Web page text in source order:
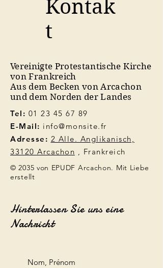
Kontak
t
Vereinigte Protestantische Kirche
von Frankreich
Aus dem Becken von Arcachon
und dem Norden der Landes
Tel: 01 23 45 67 89
E-Mail: info@monsite.fr
Adresse: 2 Alle. Anglikanisch,
33120 Arcachon , Frankreich
© 2035 von EPUDF Arcachon. Mit Liebe
erstellt
Hinterlassen Sie uns eine
Nachricht